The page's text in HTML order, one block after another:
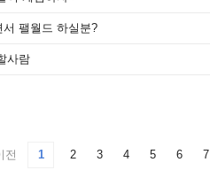
서 팰월드 하실분?
사람
전 1 2 3 4 5 6 7